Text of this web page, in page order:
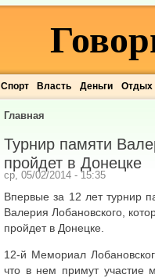
Спорт Власть Деньги Отдых
Главная
Турнир памяти
пройдет в Донецке
ср, 05/02/2014 - 15:35
Впервые за 12 лет турнир
Валерия Лобановского,
пройдет в Донецке.
12-й Мемориал
что в нем примут участие